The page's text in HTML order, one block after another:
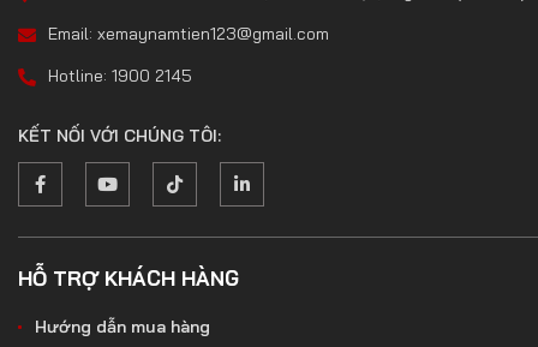
Email: xemaynamtien123@gmail.com
Hotline: 1900 2145
KẾT NỐI VỚI CHÚNG TÔI:
HỖ TRỢ KHÁCH HÀNG
Hướng dẫn mua hàng